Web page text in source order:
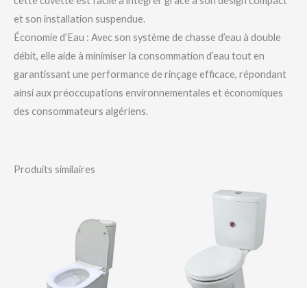
et son installation suspendue.
Économie d’Eau : Avec son système de chasse d’eau à double
débit, elle aide à minimiser la consommation d’eau tout en
garantissant une performance de rinçage efficace, répondant
ainsi aux préoccupations environnementales et économiques
des consommateurs algériens.
Produits similaires